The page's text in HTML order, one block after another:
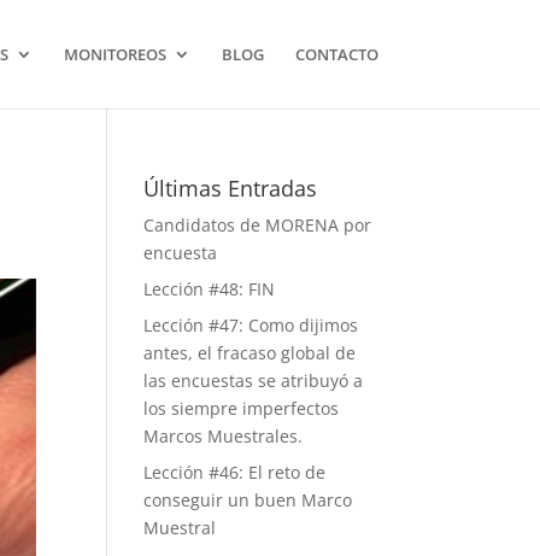
MONITOREOS BLOG CONTACTO
Últimas Entradas
Candidatos de MORENA por
encuesta
Lección #48: FIN
Lección #47: Como dijimos
antes, el fracaso global de
las encuestas se atribuyó a
los siempre imperfectos
Marcos Muestrales.
Lección #46: El reto de
conseguir un buen Marco
Muestral